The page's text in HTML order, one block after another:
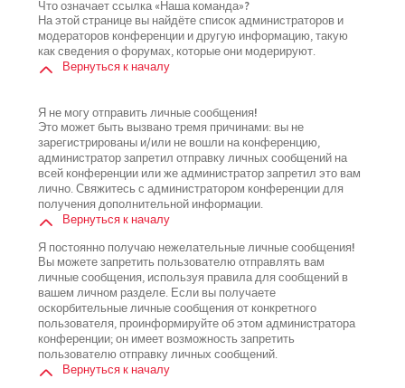
Что означает ссылка «Наша команда»?
На этой странице вы найдёте список администраторов и
модераторов конференции и другую информацию, такую
как сведения о форумах, которые они модерируют.
Вернуться к началу
Я не могу отправить личные сообщения!
Это может быть вызвано тремя причинами: вы не
зарегистрированы и/или не вошли на конференцию,
администратор запретил отправку личных сообщений на
всей конференции или же администратор запретил это вам
лично. Свяжитесь с администратором конференции для
получения дополнительной информации.
Вернуться к началу
Я постоянно получаю нежелательные личные сообщения!
Вы можете запретить пользователю отправлять вам
личные сообщения, используя правила для сообщений в
вашем личном разделе. Если вы получаете
оскорбительные личные сообщения от конкретного
пользователя, проинформируйте об этом администратора
конференции; он имеет возможность запретить
пользователю отправку личных сообщений.
Вернуться к началу